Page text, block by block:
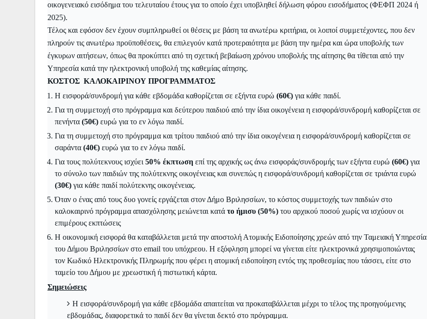
οικογενειακό εισόδημα του τελευταίου έτους για το οποίο έχει υποβληθεί δήλωση φόρου εισοδήματος (ΦΕΦΠ 2024 ή
2025).
Τέλος και εφόσον δεν έχουν συμπληρωθεί οι θέσεις με βάση τα ανωτέρω κριτήρια, οι λοιποί συμμετέχοντες, που δεν
πληρούν τις ανωτέρω προϋποθέσεις, θα επιλεγούν κατά προτεραιότητα με βάση την ημέρα και ώρα υποβολής των
έγκυρων αιτήσεων, όπως θα προκύπτει από τη σχετική βεβαίωση χρόνου υποβολής της αίτησης θα τίθεται από την
Υπηρεσία κατά την ηλεκτρονική υποβολή της καθεμίας αίτησης.
ΚΟΣΤΟΣ ΚΑΛΟΚΑΙΡΙΝΟΥ ΠΡΟΓΡΑΜΜΑΤΟΣ
Η εισφορά/συνδρομή για κάθε εβδομάδα καθορίζεται σε εξήντα ευρώ (60€) για κάθε παιδί.
Για τη συμμετοχή στο πρόγραμμα και δεύτερου παιδιού από την ίδια οικογένεια η εισφορά/συνδρομή καθορίζεται σε
πενήντα (50€) ευρώ για το εν λόγω παιδί.
Για τη συμμετοχή στο πρόγραμμα και τρίτου παιδιού από την ίδια οικογένεια η εισφορά/συνδρομή καθορίζεται σε
σαράντα (40€) ευρώ για το εν λόγω παιδί.
Για τους πολύτεκνους ισχύει 50% έκπτωση επί της αρχικής ως άνω εισφοράς/συνδρομής των εξήντα ευρώ (60€) για
το σύνολο των παιδιών της πολύτεκνης οικογένειας και συνεπώς η εισφορά/συνδρομή καθορίζεται σε τριάντα ευρώ
(30€) για κάθε παιδί πολύτεκνης οικογένειας.
Όταν ο ένας από τους δυο γονείς εργάζεται στον Δήμο Βριλησσίων, το κόστος συμμετοχής των παιδιών στο
καλοκαιρινό πρόγραμμα απασχόλησης μειώνεται κατά το ήμισυ (50%) του αρχικού ποσού χωρίς να ισχύουν οι
επιμέρους εκπτώσεις
Η οικονομική εισφορά θα καταβάλλεται μετά την αποστολή Ατομικής Ειδοποίησης χρεών από την Ταμειακή Υπηρεσία
του Δήμου Βριλησσίων στο email του υπόχρεου. Η εξόφληση μπορεί να γίνεται είτε ηλεκτρονικά χρησιμοποιώντας
τον Κωδικό Ηλεκτρονικής Πληρωμής που φέρει η ατομική ειδοποίηση εντός της προθεσμίας που τάσσει, είτε στο
ταμείο του Δήμου με χρεωστική ή πιστωτική κάρτα.
Σημειώσεις
Η εισφορά/συνδρομή για κάθε εβδομάδα απαιτείται να προκαταβάλλεται μέχρι το τέλος της προηγούμενης
εβδομάδας, διαφορετικά το παιδί δεν θα γίνεται δεκτό στο πρόγραμμα.